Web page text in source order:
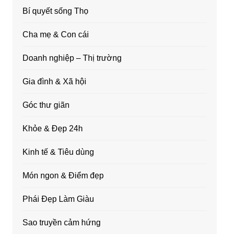
Bí quyết sống Thọ
Cha mẹ & Con cái
Doanh nghiệp – Thị trường
Gia đình & Xã hội
Góc thư giãn
Khỏe & Đẹp 24h
Kinh tế & Tiêu dùng
Món ngon & Điểm đẹp
Phái Đẹp Làm Giàu
Sao truyền cảm hứng